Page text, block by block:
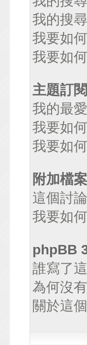
我的搜
我要如
我要如
主題訂
我的最
我要如
我要如
附加檔案
這個討
我要如
phpBB
誰寫了
為何沒
關於這